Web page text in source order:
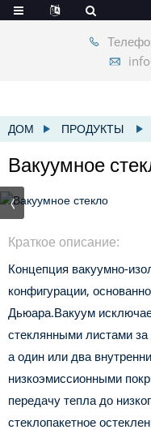
ДОМ ПРОДУКТЫ
Вакуумное
Краткое описание:
Концепция вакуумно-
конфигурации,
Дьюара.Вакуум
стеклянными листами за
а один или два
низкоэмиссионными
передачу тепла до
стеклопакетное